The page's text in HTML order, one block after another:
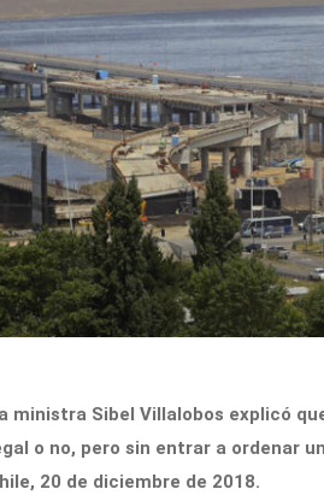
ministra Sibel Villalobos explicó
o no, pero sin entrar a ordenar
20 de diciembre de 2018.